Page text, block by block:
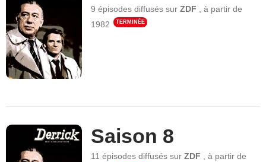
9 épisodes diffusés surZDF ,à partir de
1982
TERMINÉE
Saison 8
11 épisodes diffusés surZDF ,à partir de